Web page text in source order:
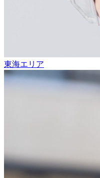
東海エリア